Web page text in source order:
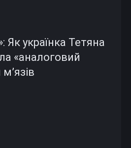
Як українка Тетяна
«аналоговий